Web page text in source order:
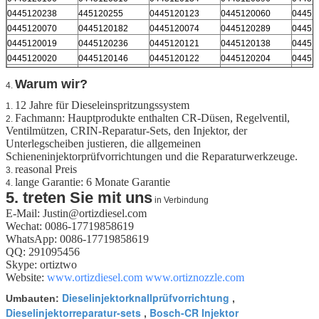
0445120238
445120255 0445120123 0445120060
0445120070
0445120182 0445120074 0445120289
0445120019
0445120236 0445120121 0445120138
0445120020
0445120146 0445120122 0445120204
4. Warum wir?
1. 12 Jahre für Dieseleinspritzungssystem
2. Fachmann: Hauptprodukte enthalten CR-Düsen, Regelventil,
Ventilmützen, CRIN-Reparatur-Sets, den Injektor, der
Unterlegscheiben justieren, die allgemeinen
Schieneninjektorprüfvorrichtungen und die Reparaturwerkzeuge.
3. reasonal Preis
4. lange Garantie: 6 Monate Garantie
5. treten Sie mit uns in Verbindung
E-Mail: Justin@ortizdiesel.com
Wechat: 0086-17719858619
WhatsApp: 0086-17719858619
QQ: 291095456
Skype: ortiztwo
Website: www.ortizdiesel.com www.ortiznozzle.com
Umbauten: Dieselinjektorknallprüfvorrichtung ,
Dieselinjektorreparatur-sets , Bosch-CR Injektor